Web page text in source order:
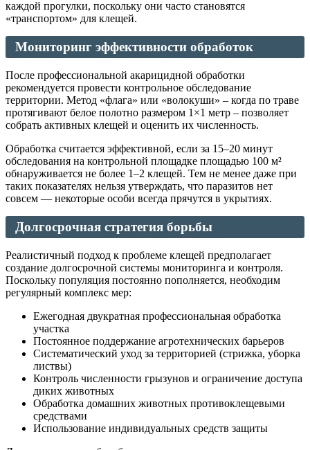
каждой прогулки, поскольку они часто становятся
«транспортом» для клещей.
Мониторинг эффективности обработок
После профессиональной акарицидной обработки
рекомендуется провести контрольное обследование
территории. Метод «флага» или «волокуши» – когда по траве
протягивают белое полотно размером 1×1 метр – позволяет
собрать активных клещей и оценить их численность.
Обработка считается эффективной, если за 15–20 минут
обследования на контрольной площадке площадью 100 м²
обнаруживается не более 1–2 клещей. Тем не менее даже при
таких показателях нельзя утверждать, что паразитов нет
совсем — некоторые особи всегда прячутся в укрытиях.
Долгосрочная стратегия борьбы
Реалистичный подход к проблеме клещей предполагает
создание долгосрочной системы мониторинга и контроля.
Поскольку популяция постоянно пополняется, необходим
регулярный комплекс мер:
Ежегодная двукратная профессиональная обработка
участка
Постоянное поддержание агротехнических барьеров
Систематический уход за территорией (стрижка, уборка
листвы)
Контроль численности грызунов и ограничение доступа
диких животных
Обработка домашних животных противоклещевыми
средствами
Использование индивидуальных средств защиты